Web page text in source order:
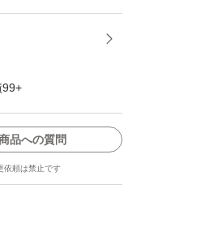
の袋詰めでもナッ
・ご了承下さい
99+
品への質問
依頼は禁止です